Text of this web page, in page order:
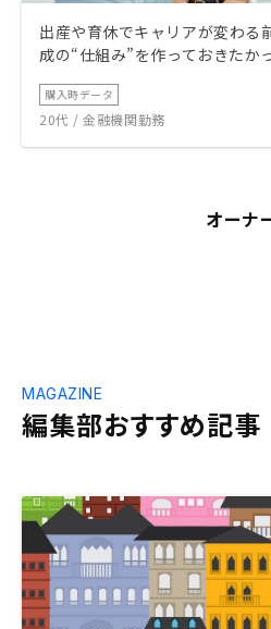
家賃相場、再販価格予測などの
的に更新、提供頂けると助かり
提案など出口のサポートを期待
出産や育休でキャリアが変わる
成の“仕組み”を作っておきたか
購入時データ
20代 / 金融機関勤務
オーナ
編集部おすすめ記事
MAGAZINE